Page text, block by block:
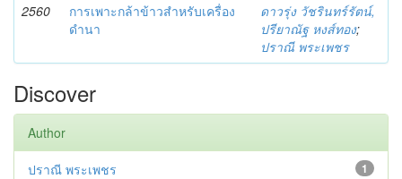
2560
การเพาะกล้าข้าวสำหรับเครื่อง
ดำนา
ดาวรุ่ง วัชรินทร์รัตน์,
ปรียาณัฐ หงส์ทอง;
ปราณี พระเพชร
Discover
Author
1
ปราณี พระเพชร